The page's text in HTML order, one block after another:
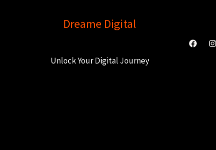
Dreame Digital
Unlock Your Digital Journey